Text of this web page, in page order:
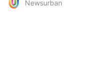
Newsurban